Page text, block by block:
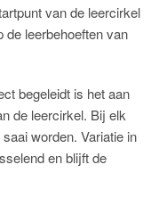
van de leercirkel
de leerbehoeften van
begeleidt is het aan
de leercirkel. Bij elk
worden. Variatie in
en blijft de